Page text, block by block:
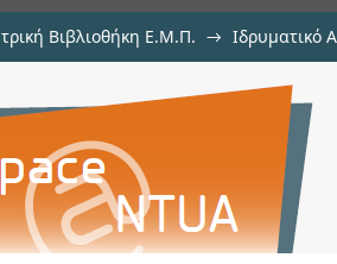
Βιβλιοθήκη Ε.Μ.Π. → Ιδρυματικό
επεξεργασίας